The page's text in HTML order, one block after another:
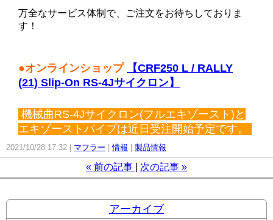
万全なサービス体制で、ご注文をお待ちしておりま
す！
●オンラインショップ
【CRF250 L / RALLY
(21) Slip-On RS-4Jサイクロン】
機械曲RS-4Jサイクロン(フルエキゾースト)と
エキゾーストパイプは近日受注開始予定です。
2021/10/28 17:32 マフラー 情報 製品情報
« 前の記事 次の記事 »
アーカイブ